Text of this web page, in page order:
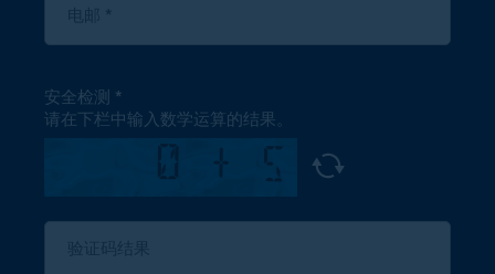
安全检测
请在下栏中输入数学运算的结果。